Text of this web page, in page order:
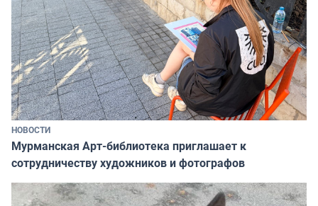
НОВОСТИ
Мурманская Арт-библиотека приглашает к
сотрудничеству художников и фотографов